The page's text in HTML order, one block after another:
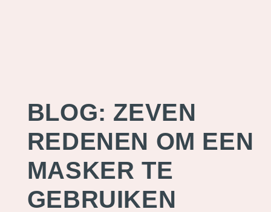
BLOG: ZEVEN
REDENEN OM EEN
MASKER TE
GEBRUIKEN